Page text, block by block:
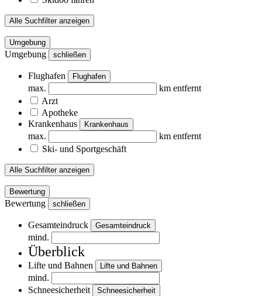
Alle Suchfilter anzeigen
Umgebung
Umgebung schließen
Flughafen Flughafen
max.
km entfernt
Arzt
Apotheke
Krankenhaus
Krankenhaus
max.
km entfernt
Ski- und Sportgeschäft
Alle Suchfilter anzeigen
Bewertung
Bewertung schließen
Gesamteindruck Gesamteindruck
mind.
Überblick
Lifte und Bahnen Lifte und Bahnen
mind.
Schneesicherheit
Schneesicherheit